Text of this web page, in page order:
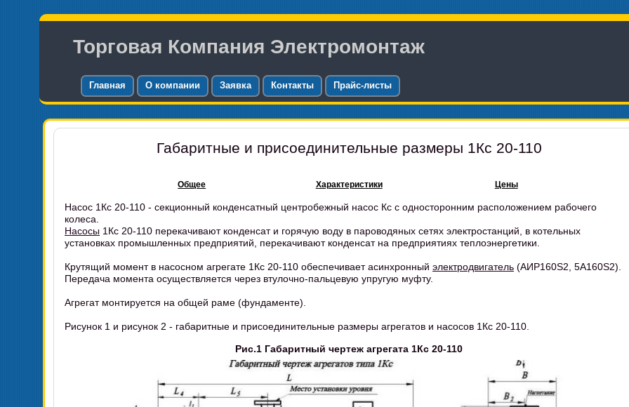
Торговая Компания Электромонтаж
Главная О компании Заявка Контакты Прайс-листы
Габаритные и присоединительные размеры 1Кс 20-110
Общее Характеристики Цены
Насос 1Кс 20-110 - секционный конденсатный центробежный насос Кс с односторонним расположением рабочего
колеса.
Насосы 1Кс 20-110 перекачивают конденсат и горячую воду в пароводяных сетях электростанций, в котельных
установках промышленных предприятий, перекачивают конденсат на предприятиях теплоэнергетики.
Крутящий момент в насосном агрегате 1Кс 20-110 обеспечивает асинхронный электродвигатель (АИР160S2, 5А160S2).
Передача момента осуществляется через втулочно-пальцевую упругую муфту.
Агрегат монтируется на общей раме (фундаменте).
Рисунок 1 и рисунок 2 - габаритные и присоединительные размеры агрегатов и насосов 1Кс 20-110.
Рис.1 Габаритный чертеж агрегата 1Кс 20-110